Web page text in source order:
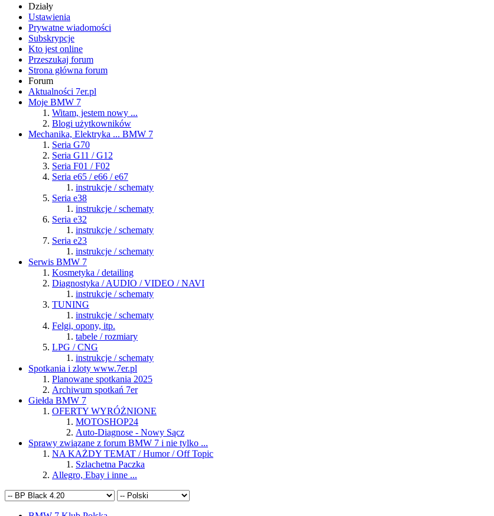
Działy
Ustawienia
Prywatne wiadomości
Subskrypcje
Kto jest online
Przeszukaj forum
Strona główna forum
Forum
Aktualności 7er.pl
Moje BMW 7
Witam, jestem nowy ...
Blogi użytkowników
Mechanika, Elektryka ... BMW 7
Seria G70
Seria G11 / G12
Seria F01 / F02
Seria e65 / e66 / e67
instrukcje / schematy
Seria e38
instrukcje / schematy
Seria e32
instrukcje / schematy
Seria e23
instrukcje / schematy
Serwis BMW 7
Kosmetyka / detailing
Diagnostyka / AUDIO / VIDEO / NAVI
instrukcje / schematy
TUNING
instrukcje / schematy
Felgi, opony, itp.
tabele / rozmiary
LPG / CNG
instrukcje / schematy
Spotkania i zloty www.7er.pl
Planowane spotkania 2025
Archiwum spotkań 7er
Giełda BMW 7
OFERTY WYRÓŻNIONE
MOTOSHOP24
Auto-Diagnose - Nowy Sącz
Sprawy związane z forum BMW 7 i nie tylko ...
NA KAŻDY TEMAT / Humor / Off Topic
Szlachetna Paczka
Allegro, Ebay i inne ...